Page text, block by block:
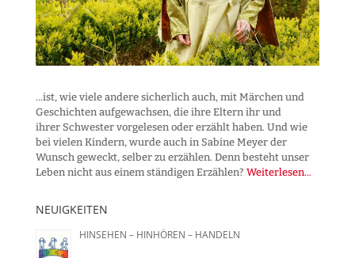
...ist, wie viele andere sicherlich auch, mit Märchen und
Geschichten aufgewachsen, die ihre Eltern ihr und
ihrer Schwester vorgelesen oder erzählt haben. Und wie
bei vielen Kindern, wurde auch in Sabine Meyer der
Wunsch geweckt, selber zu erzählen. Denn besteht unser
Leben nicht aus einem ständigen Erzählen? Weiterlesen...
NEUIGKEITEN
HINSEHEN – HINHÖREN – HANDELN